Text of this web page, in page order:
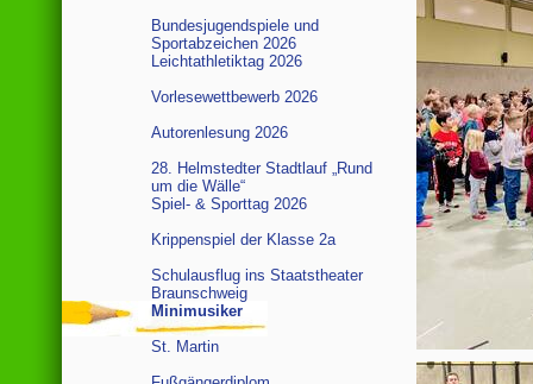
Bundesjugendspiele und
Sportabzeichen 2026
Leichtathletiktag 2026
Vorlesewettbewerb 2026
Autorenlesung 2026
28. Helmstedter Stadtlauf „Rund
um die Wälle“
Spiel- & Sporttag 2026
Krippenspiel der Klasse 2a
Schulausflug ins Staatstheater
Braunschweig
Minimusiker
St. Martin